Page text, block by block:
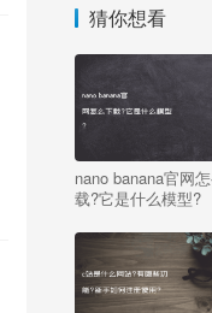
猜你想看
nano banana官网
载?它是什么模型?